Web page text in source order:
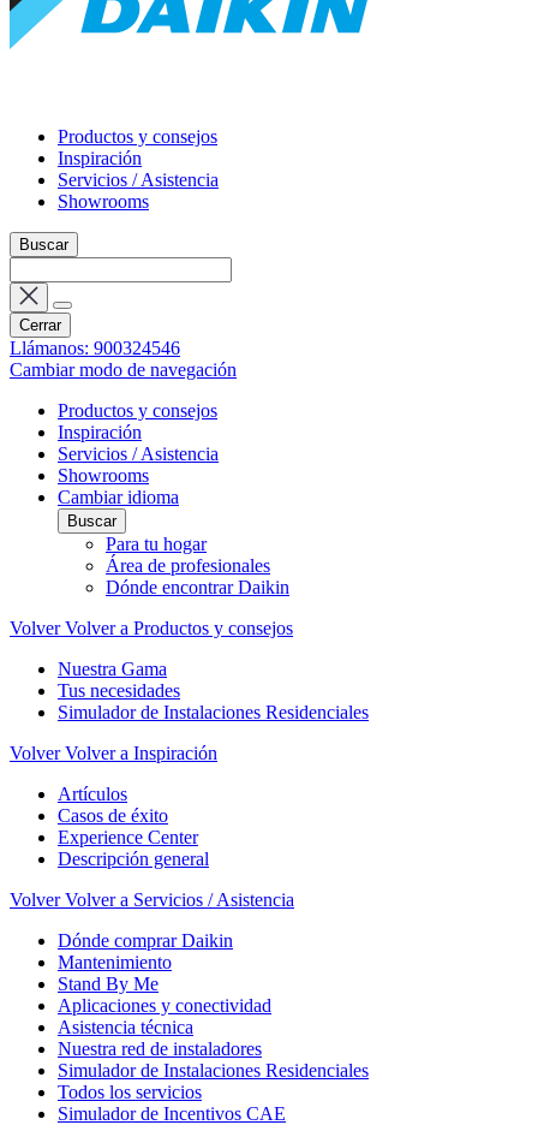
Productos y consejos
Inspiración
Servicios / Asistencia
Showrooms
Buscar
Cerrar
Llámanos: 900324546
Cambiar modo de navegación
Productos y consejos
Inspiración
Servicios / Asistencia
Showrooms
Cambiar idioma
Buscar
Para tu hogar
Área de profesionales
Dónde encontrar Daikin
Volver Volver a Productos y consejos
Nuestra Gama
Tus necesidades
Simulador de Instalaciones Residenciales
Volver Volver a Inspiración
Artículos
Casos de éxito
Experience Center
Descripción general
Volver Volver a Servicios / Asistencia
Dónde comprar Daikin
Mantenimiento
Stand By Me
Aplicaciones y conectividad
Asistencia técnica
Nuestra red de instaladores
Simulador de Instalaciones Residenciales
Todos los servicios
Simulador de Incentivos CAE